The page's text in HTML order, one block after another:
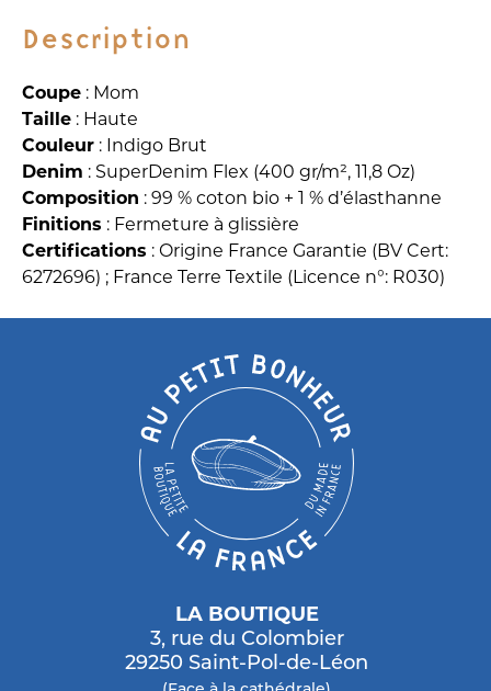
SUPERDENIM
INDIGO
-
JEAN
1083
Description
Coupe : Mom
Taille : Haute
Couleur : Indigo Brut
Denim : SuperDenim Flex (400 gr/m², 11,8 Oz)
Composition : 99 % coton bio + 1 % d’élasthanne
Finitions : Fermeture à glissière
Certifications : Origine France Garantie (BV Cert:
6272696) ; France Terre Textile (Licence n°: R030)
LA BOUTIQUE
3, rue du Colombier
29250 Saint-Pol-de-Léon